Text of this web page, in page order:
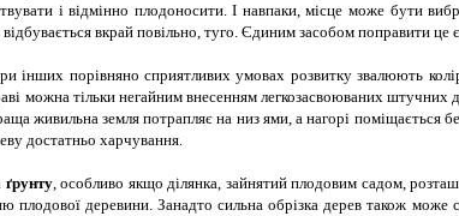
і відмінно плодоносити. І навпаки, місце може бути
вкрай повільно, туго. Єдиним засобом поправити
інших порівняно сприятливих умовах розвитку звалюють
можна тільки негайним внесенням легкозасвоюваних
живильна земля потрапляє на низ ями, а нагорі поміщається
достатньо харчування.
ґрунту, особливо якщо ділянка, зайнятий плодовим садом,
плодової деревини. Занадто сильна обрізка дерев також